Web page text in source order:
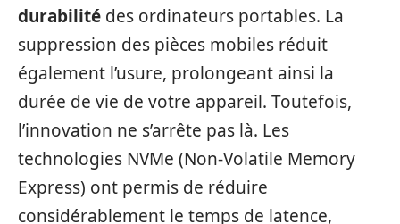
durabilité des ordinateurs portables. La
suppression des pièces mobiles réduit
également l’usure, prolongeant ainsi la
durée de vie de votre appareil. Toutefois,
l’innovation ne s’arrête pas là. Les
technologies NVMe (Non-Volatile Memory
Express) ont permis de réduire
considérablement le temps de latence,